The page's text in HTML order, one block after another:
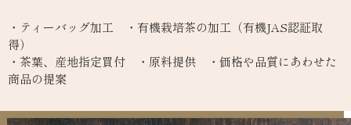
・ティーバッグ加工 ・有機栽培茶の加工（有機JAS認証取
得）
・茶葉、産地指定買付 ・原料提供 ・価格や品質にあわせた
商品の提案